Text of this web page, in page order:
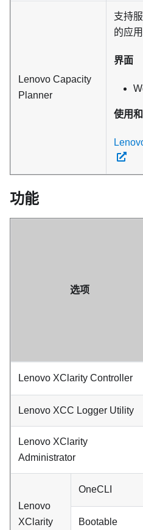
Lenovo Capacity
Planner
支持
的应用
界面
使用
功能
选项
Lenovo XClarity Controller
Lenovo XCC Logger Utility
Lenovo XClarity
Administrator
Lenovo
XClarity
OneCLI
Bootable